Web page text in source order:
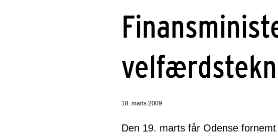
18. marts 2009
Den 19. marts får Odense